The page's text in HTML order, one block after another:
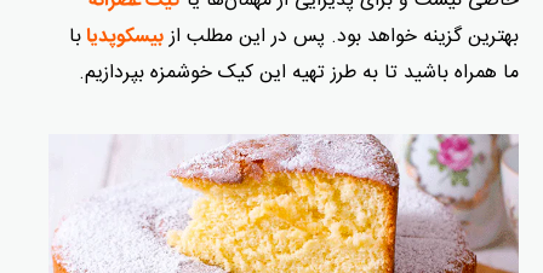
بهترین گزینه خواهد بود. پس در این مطلب ازبیسکوپدیا با
ما همراه باشید تا به طرز تهیه این کیک خوشمزه بپردازیم.